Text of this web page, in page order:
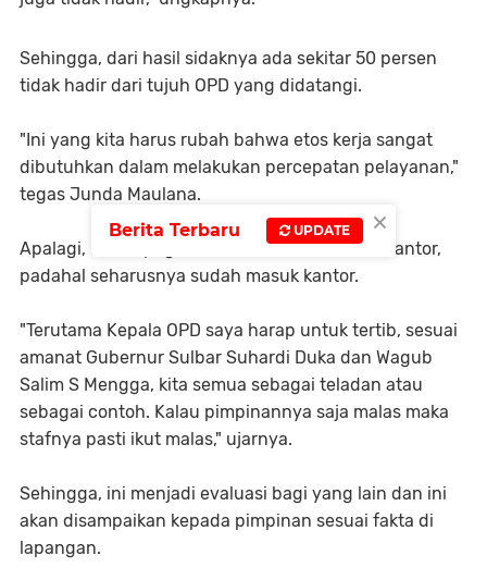
Sehingga, dari hasil sidaknya ada sekitar 50 persen
tidak hadir dari tujuh OPD yang didatangi.
"Ini yang kita harus rubah bahwa etos kerja sangat
dibutuhkan dalam melakukan percepatan pelayanan,"
tegas Junda Maulana.
Apalagi, masih pagi hari sudah tidak hadir di kantor,
padahal seharusnya sudah masuk kantor.
"Terutama Kepala OPD saya harap untuk tertib, sesuai
amanat Gubernur Sulbar Suhardi Duka dan Wagub
Salim S Mengga, kita semua sebagai teladan atau
sebagai contoh. Kalau pimpinannya saja malas maka
stafnya pasti ikut malas," ujarnya.
Sehingga, ini menjadi evaluasi bagi yang lain dan ini
akan disampaikan kepada pimpinan sesuai fakta di
lapangan.
×
Berita Terbaru UPDATE